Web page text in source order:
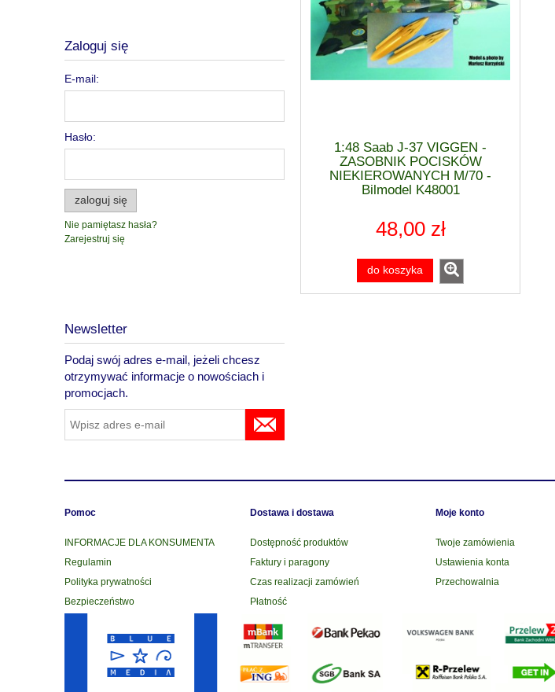
Zaloguj się
E-mail:
Hasło:
zaloguj się
Nie pamiętasz hasła?
Zarejestruj się
Newsletter
Podaj swój adres e-mail, jeżeli chcesz
otrzymywać informacje o nowościach i
promocjach.
1:48 Saab J-37 VIGGEN -
ZASOBNIK POCISKÓW
NIEKIEROWANYCH M/70 -
Bilmodel K48001
48,00 zł
do koszyka
Pomoc
INFORMACJE DLA KONSUMENTA
Regulamin
Polityka prywatności
Bezpieczeństwo
Dostawa i dostawa
Dostępność produktów
Faktury i paragony
Czas realizacji zamówień
Płatność
Moje konto
Twoje zamówienia
Ustawienia konta
Przechowalnia